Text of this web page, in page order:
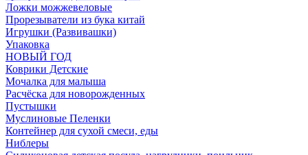
Ложки можжевеловые
Прорезыватели из бука китай
Игрушки (Развивашки)
Упаковка
НОВЫЙ ГОД
Коврики Детские
Мочалка для малыша
Расчёска для новорожденных
Пустышки
Муслиновые Пеленки
Контейнер для сухой смеси, еды
Ниблеры